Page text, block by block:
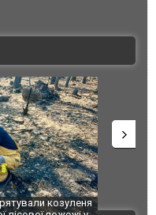
козуленя
СБУ за